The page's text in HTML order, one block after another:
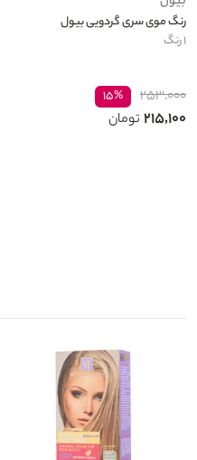
رنگ موی سری گردویی بیول
۱ رنگ
۲۵۳,۰۰۰ ۱۵%
۲۱۵,۱۰۰ تومان